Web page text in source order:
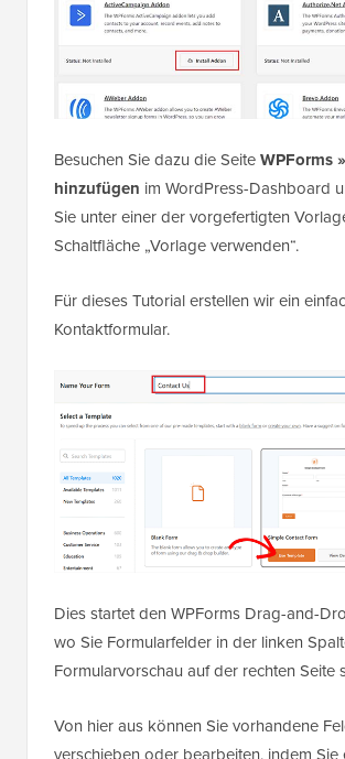
Besuchen Sie dazu die SeiteWPForms
hinzufügen im WordPress-Dashboard
Sie unter einer der vorgefertigten
Schaltfläche „Vorlage verwenden“.
Für dieses Tutorial erstellen wir ein
Kontaktformular.
Dies startet den WPForms Drag-and-
wo Sie Formularfelder in der linken
Formularvorschau auf der rechten Seite
Von hier aus können Sie vorhandene